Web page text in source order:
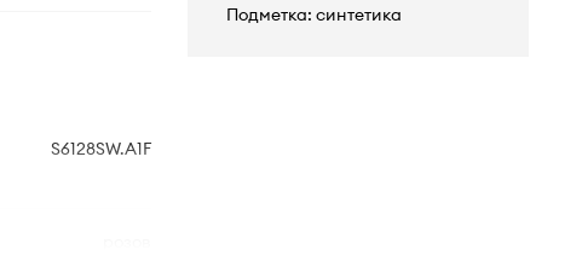
S6128SW.A1F
Подметка: синтетика